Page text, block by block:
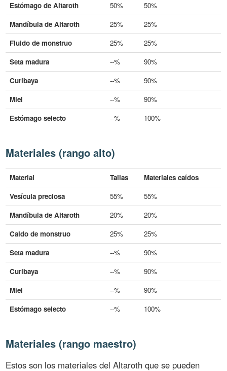
Estómago de Altaroth
50%
50%
Mandíbula de Altaroth
25%
25%
Fluido de monstruo
25%
25%
Seta madura
--%
90%
Curibaya
--%
90%
Miel
--%
90%
Estómago selecto
--% 100%
Materiales (rango alto)
Material Tallas
Materiales caídos
Vesícula preciosa
55%
55%
Mandíbula de Altaroth
20%
20%
Caldo de monstruo
25%
25%
Seta madura
--%
90%
Curibaya
--%
90%
Miel
--%
90%
Estómago selecto
--% 100%
Materiales (rango maestro)
Estos son los materiales del Altaroth que se pueden